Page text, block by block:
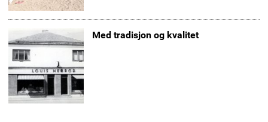
Med tradisjon og kvalitet